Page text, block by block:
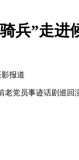
兵”走进
报道
老党员事迹话剧巡